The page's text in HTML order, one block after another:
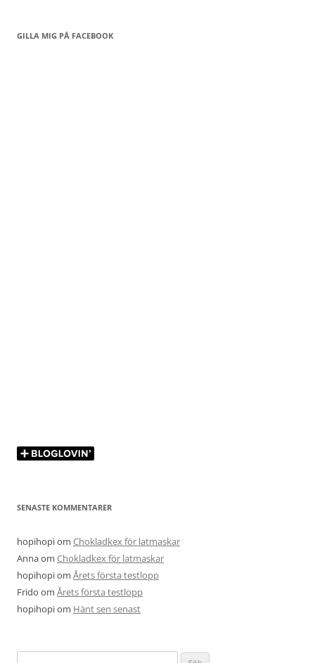
GILLA MIG PÅ FACEBOOK
SENASTE KOMMENTARER
hopihopiom Chokladkex för latmaskar
Annaom Chokladkex för latmaskar
hopihopiom Årets första testlopp
Frido om Årets första testlopp
hopihopiom Hänt sen senast